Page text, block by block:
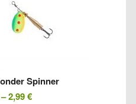
Spinner
–2,99€